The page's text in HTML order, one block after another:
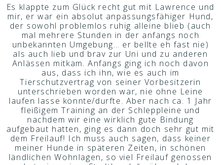
Es klappte zum Glück recht gut mit Lawrence und
mir, er war ein absolut anpassungsfähiger Hund,
der sowohl problemlos ruhig alleine blieb (auch
mal mehrere Stunden in der anfangs noch
unbekannten Umgebung… er bellte eh fast nie)
als auch lieb und brav zur Uni und zu anderen
Anlässen mitkam. Anfangs ging ich noch davon
aus, dass ich ihn, wie es auch im
Tierschutzvertrag von seiner Vorbesitzerin
unterschrieben worden war, nie ohne Leine
laufen lasse könnte/durfte. Aber nach ca. 1 Jahr
fleißigem Training an der Schleppleine und
nachdem wir eine wirklich gute Bindung
aufgebaut hatten, ging es dann doch sehr gut mit
dem Freilauf! Ich muss auch sagen, dass keiner
meiner Hunde in späteren Zeiten, in schönen
ländlichen Wohnlagen, so viel Freilauf genossen